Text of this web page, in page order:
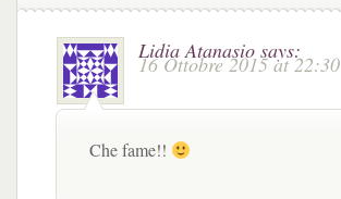
Lidia Atanasio says:
16 Ottobre 2015 at 22:30
Che fame!!